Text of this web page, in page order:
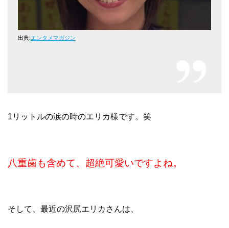
出典:エンタメマガジン
1リットルの涙の時のエリカ様です。笑
八重歯も含めて、超絶可愛いですよね。
そして、最近の沢尻エリカさんは、